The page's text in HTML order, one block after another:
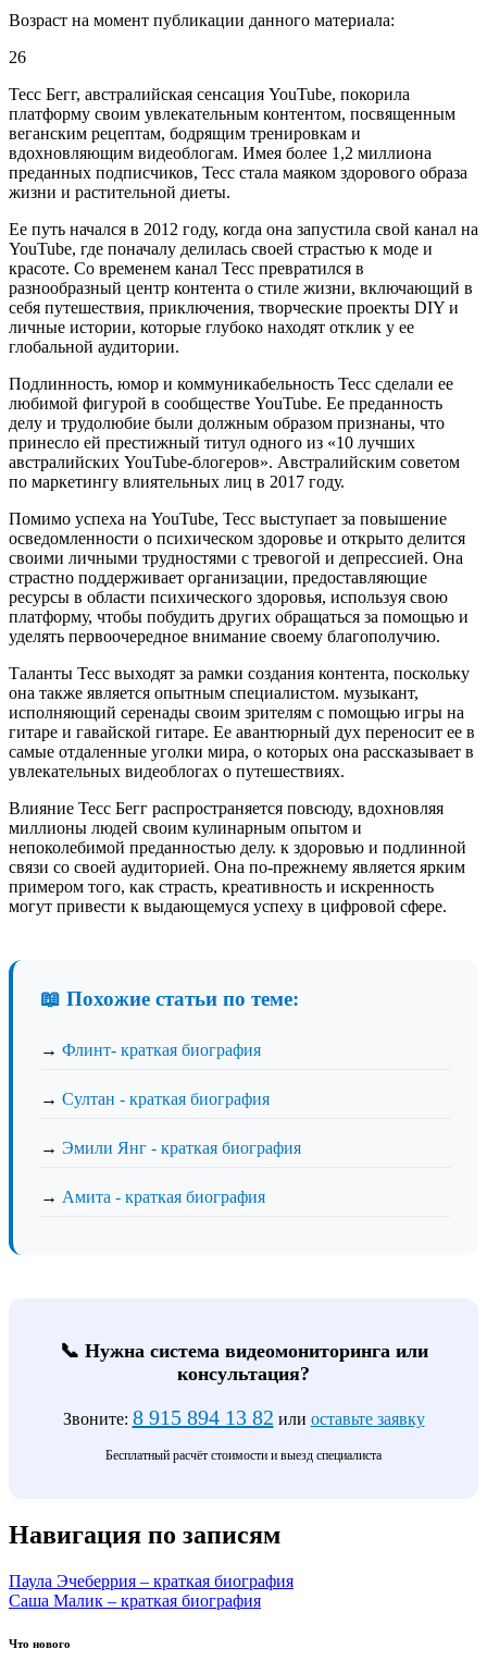
Возраст на момент публикации данного материала:
26
Тесс Бегг, австралийская сенсация YouTube, покорила
платформу своим увлекательным контентом, посвященным
веганским рецептам, бодрящим тренировкам и
вдохновляющим видеоблогам. Имея более 1,2 миллиона
преданных подписчиков, Тесс стала маяком здорового образа
жизни и растительной диеты.
Ее путь начался в 2012 году, когда она запустила свой канал на
YouTube, где поначалу делилась своей страстью к моде и
красоте. Со временем канал Тесс превратился в
разнообразный центр контента о стиле жизни, включающий в
себя путешествия, приключения, творческие проекты DIY и
личные истории, которые глубоко находят отклик у ее
глобальной аудитории.
Подлинность, юмор и коммуникабельность Тесс сделали ее
любимой фигурой в сообществе YouTube. Ее преданность
делу и трудолюбие были должным образом признаны, что
принесло ей престижный титул одного из «10 лучших
австралийских YouTube-блогеров». Австралийским советом
по маркетингу влиятельных лиц в 2017 году.
Помимо успеха на YouTube, Тесс выступает за повышение
осведомленности о психическом здоровье и открыто делится
своими личными трудностями с тревогой и депрессией. Она
страстно поддерживает организации, предоставляющие
ресурсы в области психического здоровья, используя свою
платформу, чтобы побудить других обращаться за помощью и
уделять первоочередное внимание своему благополучию.
Таланты Тесс выходят за рамки создания контента, поскольку
она также является опытным специалистом. музыкант,
исполняющий серенады своим зрителям с помощью игры на
гитаре и гавайской гитаре. Ее авантюрный дух переносит ее в
самые отдаленные уголки мира, о которых она рассказывает в
увлекательных видеоблогах о путешествиях.
Влияние Тесс Бегг распространяется повсюду, вдохновляя
миллионы людей своим кулинарным опытом и
непоколебимой преданностью делу. к здоровью и подлинной
связи со своей аудиторией. Она по-прежнему является ярким
примером того, как страсть, креативность и искренность
могут привести к выдающемуся успеху в цифровой сфере.
📖 Похожие статьи по теме:
→ Флинт- краткая биография
→ Султан - краткая биография
→ Эмили Янг - краткая биография
→ Амита - краткая биография
📞 Нужна система видеомониторинга или
консультация?
Звоните: 8 915 894 13 82 или оставьте заявку
Бесплатный расчёт стоимости и выезд специалиста
Навигация по записям
Паула Эчеберрия – краткая биография
Саша Малик – краткая биография
Что нового